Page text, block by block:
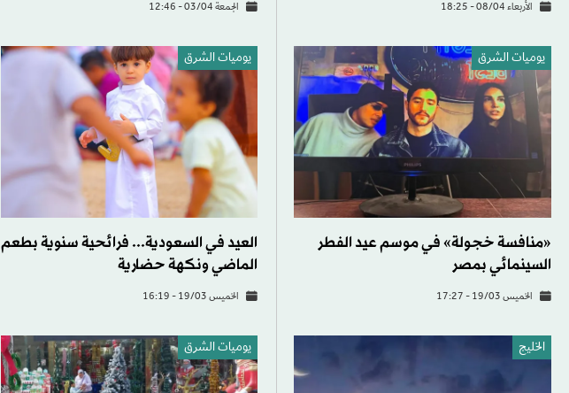
الأربعاء 08/04 - 18:25 الجمعة 03/04 - 12:46
يوميات الشرق
«منافسة خجولة» في موسم عيد الفطر
السينمائي بمصر
الخميس 19/03 - 17:27
يوميات الشرق
العيد في السعودية... فرائحية سنوية بطعم
الماضي ونكهة حضارية
الخميس 19/03 - 16:19
الخليج يوميات الشرق